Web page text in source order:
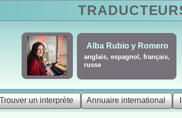
Traducteur juré /
italien
Trouver un interprète Annuaire international
Alba Rubio y Romero
anglais, espagnol, français,
russe